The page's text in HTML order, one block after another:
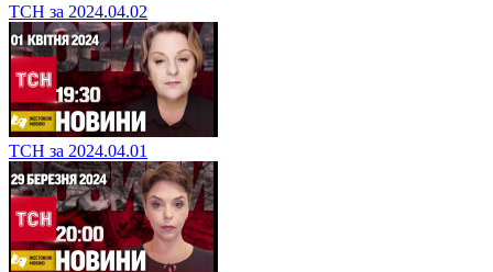
ТСН за 2024.04.02
ТСН за 2024.04.01